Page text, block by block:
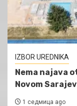
IZBOR UREDNIKA
Nema najava
Novom
1 седмица ago